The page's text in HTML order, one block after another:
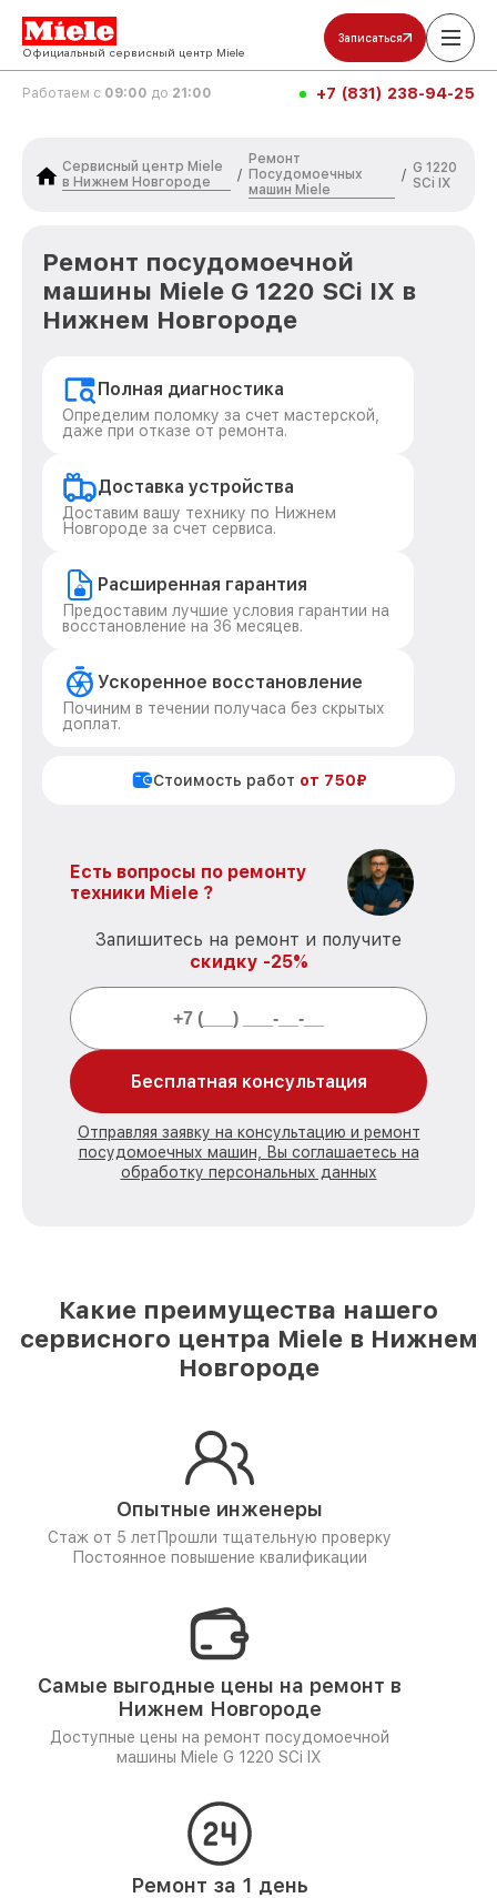
Официальный сервисный центр Miele
Записаться
Работаем с 09:00 до 21:00 +7 (831) 238-94-25
Сервисный центр Miele
в Нижнем Новгороде
/
Ремонт
Посудомоечных
машин Miele
/ G 1220
SCi IX
Ремонт посудомоечной
машины Miele G 1220 SCi IX в
Нижнем Новгороде
Полная диагностика
Определим поломку за счет мастерской,
даже при отказе от ремонта.
Доставка устройства
Доставим вашу технику по Нижнем
Новгороде за счет сервиса.
Расширенная гарантия
Предоставим лучшие условия гарантии на
восстановление на 36 месяцев.
Ускоренное восстановление
Починим в течении получаса без скрытых
доплат.
Стоимость работ от 750₽
Есть вопросы по ремонту
техники Miele ?
Запишитесь на ремонт и получите
скидку -25%
Бесплатная консультация
Отправляя заявку на консультацию и ремонт
посудомоечных машин, Вы соглашаетесь на
обработку персональных данных
Какие преимущества нашего
сервисного центра Miele в Нижнем
Новгороде
Опытные инженеры
Стаж от 5 лет Прошли тщательную проверку
Постоянное повышение квалификации
Самые выгодные цены на ремонт в
Нижнем Новгороде
Доступные цены на ремонт посудомоечной
машины Miele G 1220 SCi IX
Ремонт за 1 день